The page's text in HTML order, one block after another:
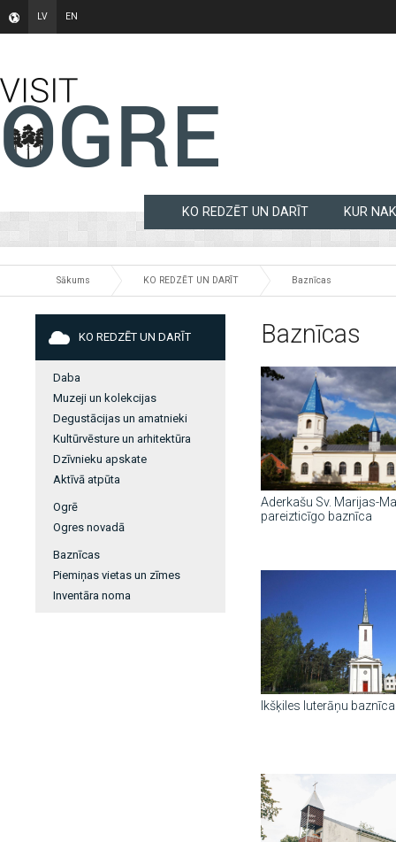
LV EN
KO REDZĒT UN DARĪT KUR
Sākums KO REDZĒT UN DARĪT Baznīcas
KO REDZĒT UN DARĪT
Daba
Muzeji un kolekcijas
Degustācijas un amatnieki
Kultūrvēsture un arhitektūra
Dzīvnieku apskate
Aktīvā atpūta
Ogrē
Ogres novadā
Baznīcas
Piemiņas vietas un zīmes
Inventāra noma
Baznīcas
Aderkašu Sv. Marijas-
pareizticīgo baznīca
Ikšķiles luterāņu baznīca